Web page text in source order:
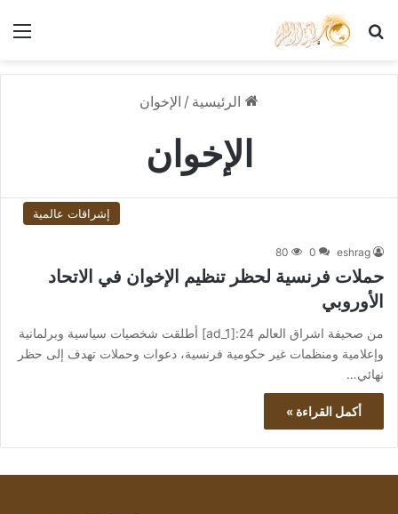
بحث عن
الرئيسية / الإخوان
الإخوان
إشراقات عالمية
eshrag
0
80
حملات فرنسية لحظر تنظيم الإخوان في الاتحاد
الأوروبي
من صحيفة اشراق العالم 24:[ad_1] أطلقت شخصيات سياسية وبرلمانية
وإعلامية ومنظمات غير حكومية فرنسية، دعوات وحملات تهدف إلى حظر
نهائي…
أكمل القراءة »